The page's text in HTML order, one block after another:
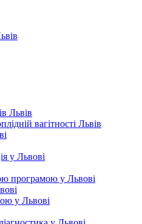
Львів
вагітності Львів
у Львові
програмою у Львові
у Львові